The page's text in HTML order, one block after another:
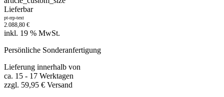
Lieferbar
pt-rrp-text
2.088,80 €
inkl. 19 % MwSt.
Persönliche Sonderanfertigung
Lieferung innerhalb von
ca. 15 - 17 Werktagen
zzgl. 59,95 € Versand